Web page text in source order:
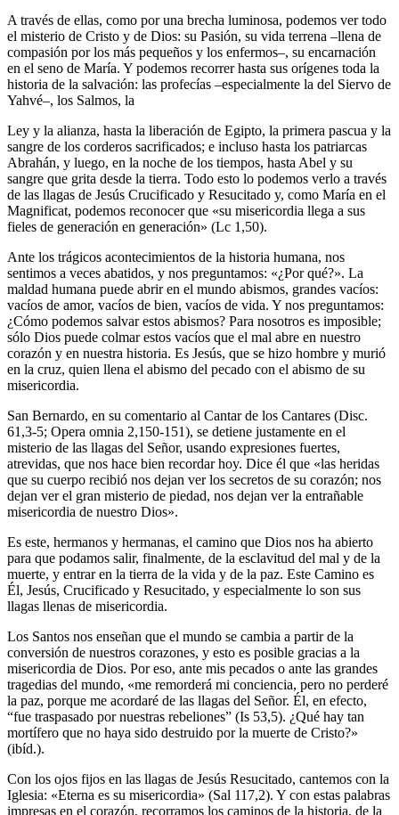
A través de ellas, como por una brecha luminosa, podemos ver todo
el misterio de Cristo y de Dios: su Pasión, su vida terrena –llena de
compasión por los más pequeños y los enfermos–, su encarnación
en el seno de María. Y podemos recorrer hasta sus orígenes toda la
historia de la salvación: las profecías –especialmente la del Siervo de
Yahvé–, los Salmos, la
Ley y la alianza, hasta la liberación de Egipto, la primera pascua y la
sangre de los corderos sacrificados; e incluso hasta los patriarcas
Abrahán, y luego, en la noche de los tiempos, hasta Abel y su
sangre que grita desde la tierra. Todo esto lo podemos verlo a través
de las llagas de Jesús Crucificado y Resucitado y, como María en el
Magnificat, podemos reconocer que «su misericordia llega a sus
fieles de generación en generación» (Lc 1,50).
Ante los trágicos acontecimientos de la historia humana, nos
sentimos a veces abatidos, y nos preguntamos: «¿Por qué?». La
maldad humana puede abrir en el mundo abismos, grandes vacíos:
vacíos de amor, vacíos de bien, vacíos de vida. Y nos preguntamos:
¿Cómo podemos salvar estos abismos? Para nosotros es imposible;
sólo Dios puede colmar estos vacíos que el mal abre en nuestro
corazón y en nuestra historia. Es Jesús, que se hizo hombre y murió
en la cruz, quien llena el abismo del pecado con el abismo de su
misericordia.
San Bernardo, en su comentario al Cantar de los Cantares (Disc.
61,3-5; Opera omnia 2,150-151), se detiene justamente en el
misterio de las llagas del Señor, usando expresiones fuertes,
atrevidas, que nos hace bien recordar hoy. Dice él que «las heridas
que su cuerpo recibió nos dejan ver los secretos de su corazón; nos
dejan ver el gran misterio de piedad, nos dejan ver la entrañable
misericordia de nuestro Dios».
Es este, hermanos y hermanas, el camino que Dios nos ha abierto
para que podamos salir, finalmente, de la esclavitud del mal y de la
muerte, y entrar en la tierra de la vida y de la paz. Este Camino es
Él, Jesús, Crucificado y Resucitado, y especialmente lo son sus
llagas llenas de misericordia.
Los Santos nos enseñan que el mundo se cambia a partir de la
conversión de nuestros corazones, y esto es posible gracias a la
misericordia de Dios. Por eso, ante mis pecados o ante las grandes
tragedias del mundo, «me remorderá mi conciencia, pero no perderé
la paz, porque me acordaré de las llagas del Señor. Él, en efecto,
“fue traspasado por nuestras rebeliones” (Is 53,5). ¿Qué hay tan
mortífero que no haya sido destruido por la muerte de Cristo?»
(ibíd.).
Con los ojos fijos en las llagas de Jesús Resucitado, cantemos con la
Iglesia: «Eterna es su misericordia» (Sal 117,2). Y con estas palabras
impresas en el corazón, recorramos los caminos de la historia, de la